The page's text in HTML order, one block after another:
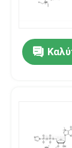
Ειδήσεις